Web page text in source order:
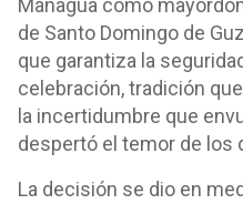
Managua como
de Santo Domingo de
que garantiza la
celebración, tradición
la incertidumbre que
despertó el temor de los
La decisión se dio en